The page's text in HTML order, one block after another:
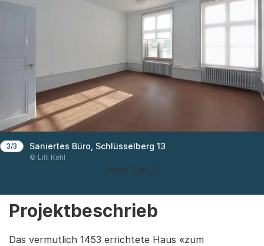
3/3 Saniertes Büro, Schlüsselberg 13
© Lilli Kehl
Item 1 of 3
Projektbeschrieb
Das vermutlich 1453 errichtete Haus «zum